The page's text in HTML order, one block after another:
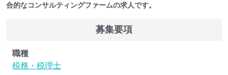
合的なコンサルティングファームの求人です。
募集要項
職種
税務・税理士